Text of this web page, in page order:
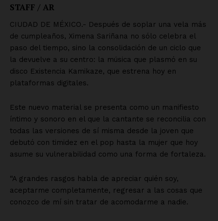
STAFF / AR
CIUDAD DE MÉXICO.- Después de soplar una vela más
de cumpleaños, Ximena Sariñana no sólo celebra el
paso del tiempo, sino la consolidación de un ciclo que
la devuelve a su centro: la música que plasmó en su
disco Existencia Kamikaze, que estrena hoy en
plataformas digitales.
Este nuevo material se presenta como un manifiesto
íntimo y sonoro en el que la cantante se reconcilia con
todas las versiones de sí misma desde la joven que
debutó con timidez en el pop hasta la mujer que hoy
asume su vulnerabilidad como una forma de fortaleza.
“A grandes rasgos habla de apreciar quién soy,
aceptarme completamente, regresar a las cosas que
conozco de mí sin tratar de acomodarme a nadie.